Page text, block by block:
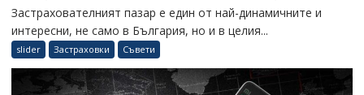
Застрахователният пазар е един от най-динамичните и
интересни, не само в България, но и в целия...
slider Застраховки Съвети